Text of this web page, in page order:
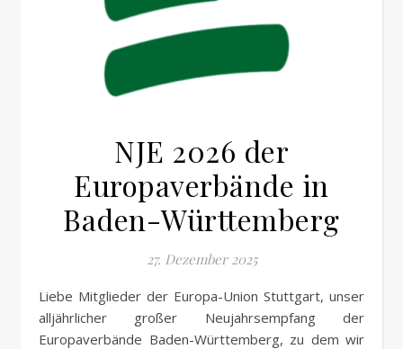
NJE 2026 der
Europaverbände in
Baden-Württemberg
27. Dezember 2025
Liebe Mitglieder der Europa-Union Stuttgart, unser
alljährlicher großer Neujahrsempfang der
Europaverbände Baden-Württemberg, zu dem wir